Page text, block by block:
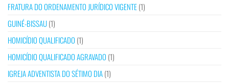
FRATURA DO ORDENAMENTO JURÍDICO VIGENTE(1)
GUINÉ-BISSAU(1)
HOMICÍDIO QUALIFICADO (1)
HOMICÍDIO QUALIFICADO AGRAVADO (1)
IGREJA ADVENTISTA DO SÉTIMO DIA(1)